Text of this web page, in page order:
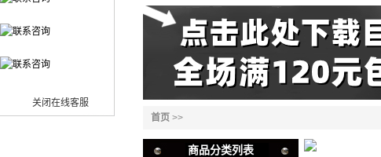
关闭在线客服
首页 >>
商品分类列表